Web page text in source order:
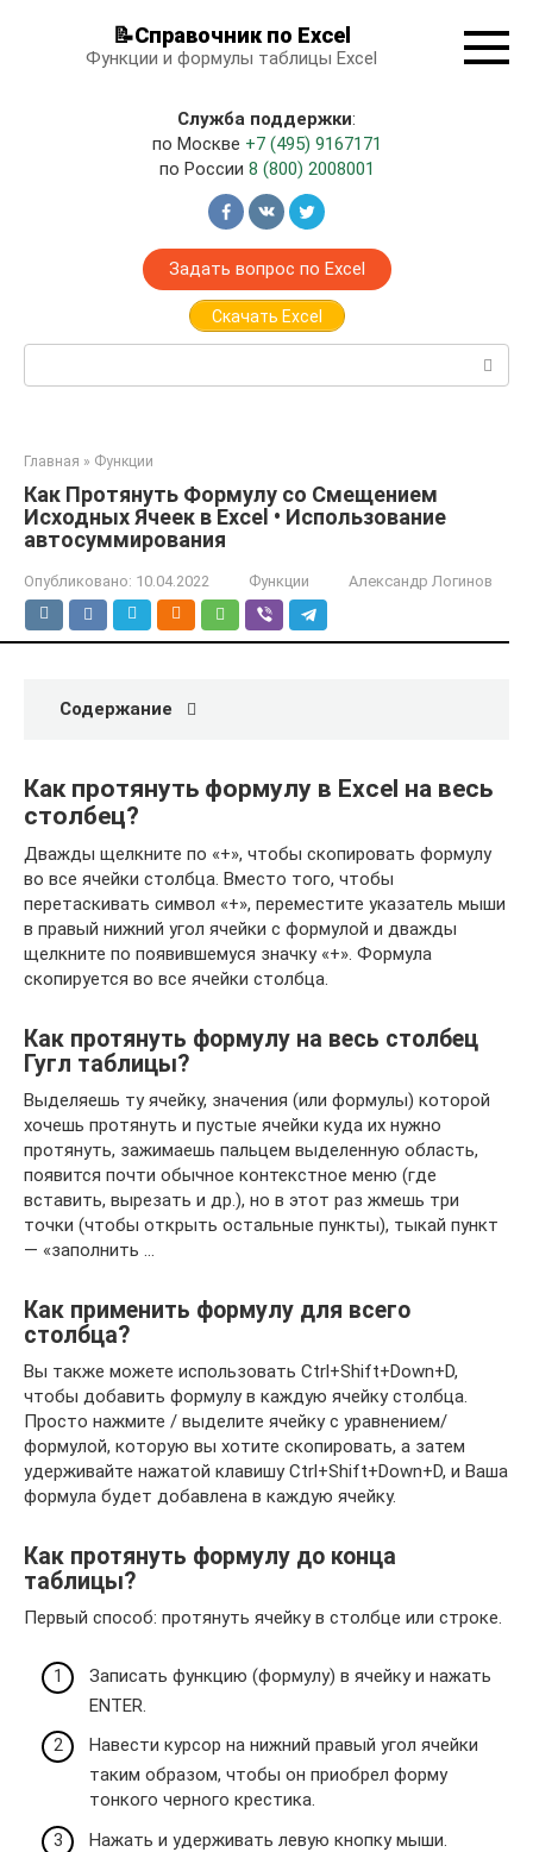
📝Справочник по Excel
Функции и формулы таблицы Excel
Служба поддержки:
по Москве +7 (495) 9167171
по России 8 (800) 2008001
Задать вопрос по Excel
Скачать Excel
Поиск:
Главная » Функции
Как Протянуть Формулу со Смещением
Исходных Ячеек в Excel • Использование
автосуммирования
Опубликовано: 10.04.2022 Функции Александр Логинов
Содержание
Как протянуть формулу в Excel на весь
столбец?
Дважды щелкните по «+», чтобы скопировать формулу
во все ячейки столбца. Вместо того, чтобы
перетаскивать символ «+», переместите указатель мыши
в правый нижний угол ячейки с формулой и дважды
щелкните по появившемуся значку «+». Формула
скопируется во все ячейки столбца.
Как протянуть формулу на весь столбец
Гугл таблицы?
Выделяешь ту ячейку, значения (или формулы) которой
хочешь протянуть и пустые ячейки куда их нужно
протянуть, зажимаешь пальцем выделенную область,
появится почти обычное контекстное меню (где
вставить, вырезать и др.), но в этот раз жмешь три
точки (чтобы открыть остальные пункты), тыкай пункт
— «заполнить …
Как применить формулу для всего
столбца?
Вы также можете использовать Ctrl+Shift+Down+D,
чтобы добавить формулу в каждую ячейку столбца.
Просто нажмите / выделите ячейку с уравнением/
формулой, которую вы хотите скопировать, а затем
удерживайте нажатой клавишу Ctrl+Shift+Down+D, и Ваша
формула будет добавлена в каждую ячейку.
Как протянуть формулу до конца
таблицы?
Первый способ: протянуть ячейку в столбце или строке.
Записать функцию (формулу) в ячейку и нажать
ENTER.
Навести курсор на нижний правый угол ячейки
таким образом, чтобы он приобрел форму
тонкого черного крестика.
Нажать и удерживать левую кнопку мыши.